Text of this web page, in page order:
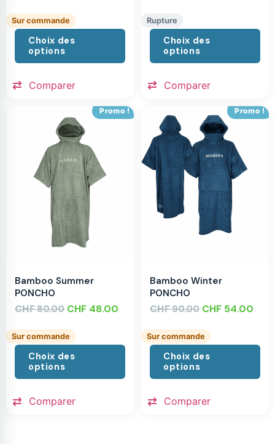
Sur commande
Choix des
options
Comparer
Rupture
Choix des
options
Comparer
Promo !
Bamboo Summer
PONCHO
CHF80.00 CHF 48.00
Sur commande
Choix des
options
Comparer
Promo !
Bamboo Winter
PONCHO
CHF90.00 CHF 54.00
Sur commande
Choix des
options
Comparer